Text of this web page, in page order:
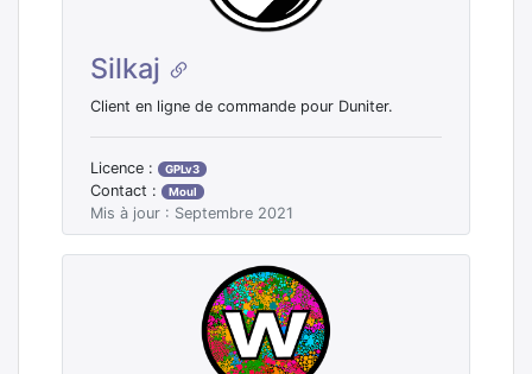
Silkaj
Client en ligne de commande pour Duniter.
Licence : GPLv3
Contact : Moul
Mis à jour : Septembre 2021